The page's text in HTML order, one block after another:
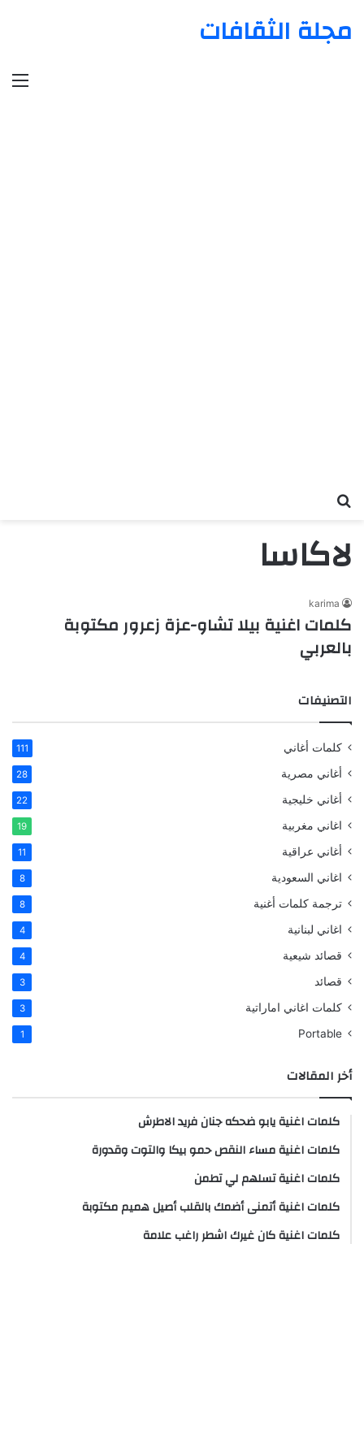
مجلة الثقافات
لاكاسا
karima
كلمات اغنية بيلا تشاو-عزة زعرور مكتوبة
بالعربي
التصنيفات
كلمات أغاني 111
أغاني مصرية 28
أغاني خليجية 22
اغاني مغربية 19
أغاني عراقية 11
اغاني السعودية 8
ترجمة كلمات أغنية 8
اغاني لبنانية 4
قصائد شيعية 4
قصائد 3
كلمات اغاني اماراتية 3
Portable
1
أخر المقالات
كلمات اغنية يابو ضحكه جنان فريد الاطرش
كلمات اغنية مساء النقص حمو بيكا والتوت وقدورة
كلمات اغنية تسلهم لي تطمن
كلمات اغنية أتمنى أضمك بالقلب أصيل هميم مكتوبة
كلمات اغنية كان غيرك اشطر راغب علامة